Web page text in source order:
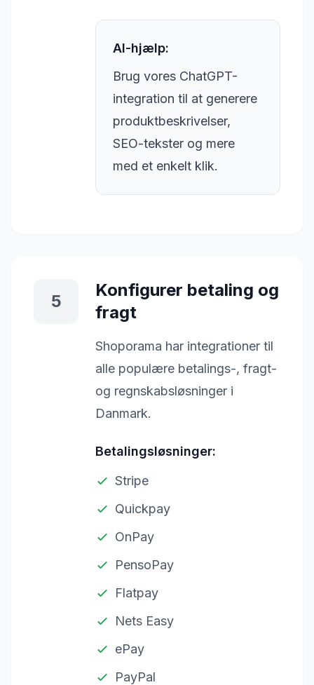
AI-hjælp:
Brug vores ChatGPT-
integration til at generere
produktbeskrivelser,
SEO-tekster og mere
med et enkelt klik.
5
Konfigurer betaling og
fragt
Shoporama har integrationer til
alle populære betalings-, fragt-
og regnskabsløsninger i
Danmark.
Betalingsløsninger:
Stripe
Quickpay
OnPay
PensoPay
Flatpay
Nets Easy
ePay
PayPal